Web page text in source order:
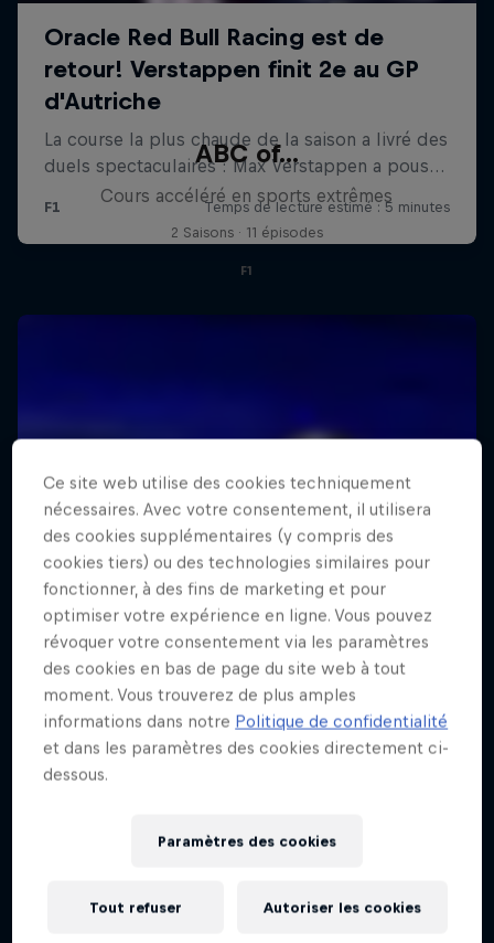
ABC of...
Cours accéléré en sports extrêmes
2 Saisons · 11 épisodes
F1
Ce site web utilise des cookies techniquement
nécessaires. Avec votre consentement, il utilisera
des cookies supplémentaires (y compris des
cookies tiers) ou des technologies similaires pour
fonctionner, à des fins de marketing et pour
optimiser votre expérience en ligne. Vous pouvez
révoquer votre consentement via les paramètres
des cookies en bas de page du site web à tout
moment. Vous trouverez de plus amples
informations dans notre Politique de confidentialité
et dans les paramètres des cookies directement ci-
dessous.
Paramètres des cookies
Tout refuser Autoriser les cookies